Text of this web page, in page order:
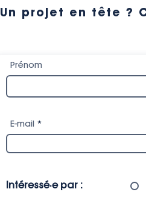
Un projet en tête ?
Prénom
E-mail
Intéressé·e par :